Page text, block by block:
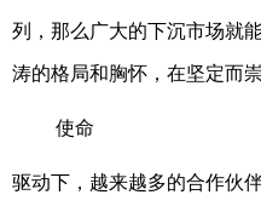
列，那么广大的下沉市场就
涛的格局和胸怀，在坚定而
使命
驱动下，越来越多的合作伙